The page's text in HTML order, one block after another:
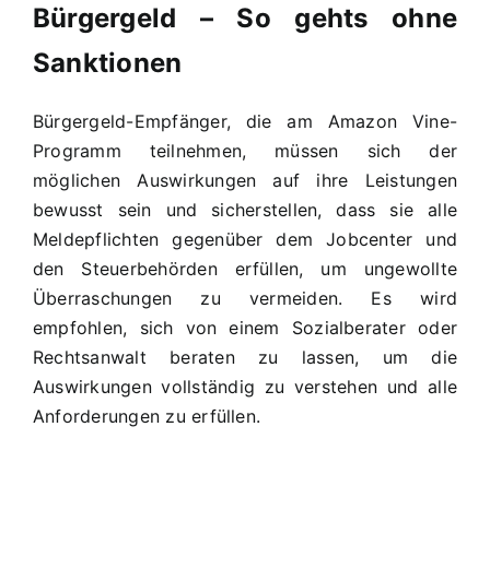
Bürgergeld – So gehts ohne
Sanktionen
Bürgergeld-Empfänger, die am Amazon Vine-
Programm teilnehmen, müssen sich der
möglichen Auswirkungen auf ihre Leistungen
bewusst sein und sicherstellen, dass sie alle
Meldepflichten gegenüber dem Jobcenter und
den Steuerbehörden erfüllen, um ungewollte
Überraschungen zu vermeiden. Es wird
empfohlen, sich von einem Sozialberater oder
Rechtsanwalt beraten zu lassen, um die
Auswirkungen vollständig zu verstehen und alle
Anforderungen zu erfüllen.